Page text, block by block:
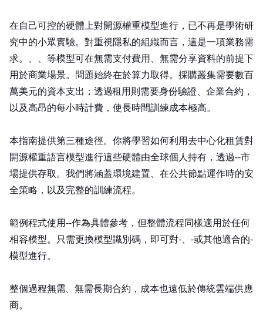
在自己可控的硬體上對開源權重模型進行 fine-tuning，已不再是學術研
究中的小眾實驗。對重視隱私的組織而言，這是一項業務需
求。Llama、Mistral、Qwen 等模型可在無需支付 API 費用、無需分享資料的前提下
用於商業場景。問題始終在於算力取得。採購 NVIDIA H100 叢集需要數百
萬美元的資本支出；透過 AWS 租用則需要身份驗證、企業合約，
以及高昂的每小時計費，使長時間訓練成本極高。
本指南提供第三種途徑。你將學習如何利用去中心化 GPU 租賃對
開源權重語言模型進行 fine-tuning——這些硬體由全球個人持有，透過 peer‑to‑peer 市
場提供存取。我們將涵蓋環境建置、在公共節點運作時的安
全策略，以及完整的訓練流程。
範例程式使用 Llama‑3.1‑8B 作為具體參考，但整體流程同樣適用於任何 Hugging Face
相容模型。只需更換模型識別碼，即可對 Mistral‑7B、Qwen2‑7B 或其他適合的 open‑weights
模型進行 fine-tuning。
整個過程無需 KYC、無需長期合約，成本也遠低於傳統雲端供應
商。